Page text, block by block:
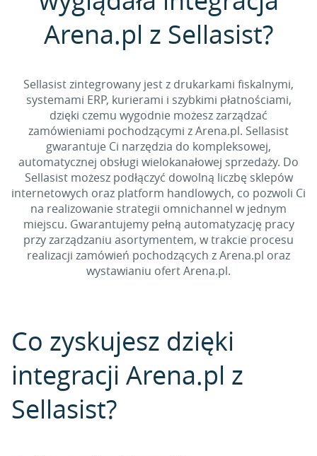
Arena.pl z Sellasist?
Sellasist zintegrowany jest z drukarkami fiskalnymi,
systemami ERP, kurierami i szybkimi płatnościami,
dzięki czemu wygodnie możesz zarządzać
zamówieniami pochodzącymi z Arena.pl. Sellasist
gwarantuje Ci narzędzia do kompleksowej,
automatycznej obsługi wielokanałowej sprzedaży. Do
Sellasist możesz podłączyć dowolną liczbę sklepów
internetowych oraz platform handlowych, co pozwoli Ci
na realizowanie strategii omnichannel w jednym
miejscu. Gwarantujemy pełną automatyzację pracy
przy zarządzaniu asortymentem, w trakcie procesu
realizacji zamówień pochodzących z Arena.pl oraz
wystawianiu ofert Arena.pl.
Co zyskujesz dzięki
integracji Arena.pl z
Sellasist?